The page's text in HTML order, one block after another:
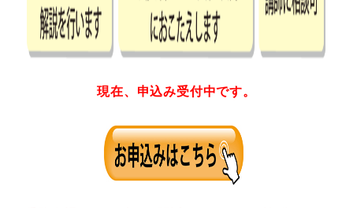
現在、申込み受付中です。